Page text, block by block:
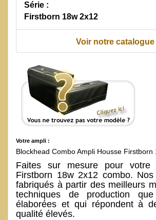
Série :
Firstborn 18w 2x12
Voir notre catalogue
Votre ampli :
Blockhead Combo Ampli Housse Firstborn
Faites sur mesure pour votre
Firstborn 18w 2x12 combo.
fabriqués à partir des meilleurs
techniques de production
élaborées et qui répondent à
qualité élevés.